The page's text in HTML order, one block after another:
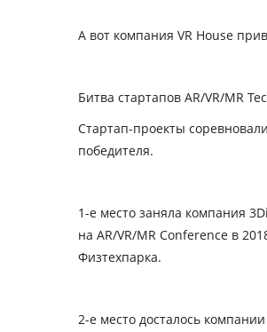
А вот компания VR House
Битва стартаповAR/VR/MR
Стартап-проекты
победителя.
1-е место заняла компания
на AR/VR/MR Conference в
Физтехпарка.
2-е место досталось